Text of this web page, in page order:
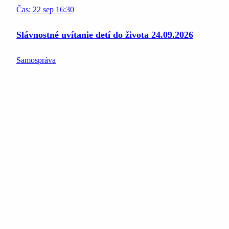
Čas: 22 sep 16:30
Slávnostné uvítanie detí do života 24.09.2026
Samospráva